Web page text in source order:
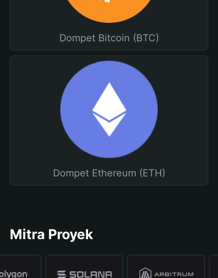
Dompet Bitcoin (BTC)
Dompet Ethereum (ETH)
Mitra Proyek